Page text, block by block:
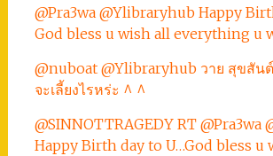
@Pra3wa @Ylibraryhub Happy
God bless u wish all everything u
@nuboat @Ylibraryhub วาย สุขสันต์
จะเลี้ยงไรหร่ะ ^ ^
@SINNOTTRAGEDY RT @Pra3wa
Happy Birth day to U…God bless u